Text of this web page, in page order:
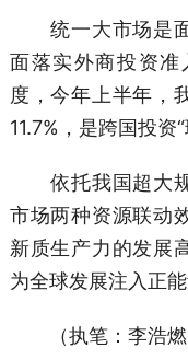
统一大市场是面
面落实外商投资准
度，今年上半年，
11.7%，是跨国投资
依托我国超大规
市场两种资源联动
新质生产力的发展
为全球发展注入正能
（执笔：李浩燃